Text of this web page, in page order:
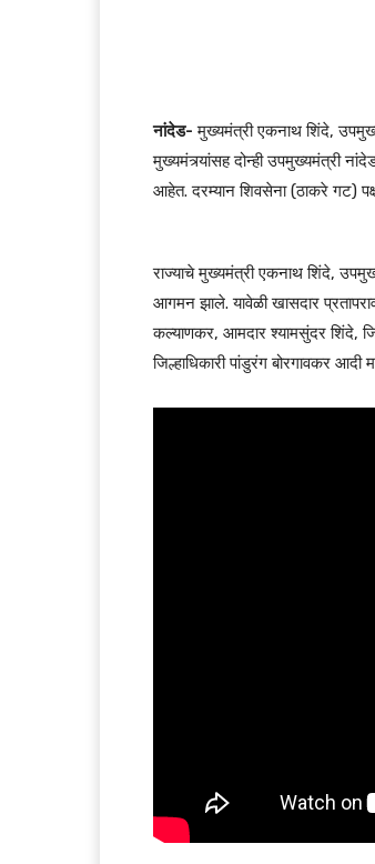
नांदेड- मुख्यमंत्री एकनाथ शिंदे,
मुख्यमंत्र्यांसह दोन्ही उपमुख्यमंत्री
आहेत. दरम्यान शिवसेना (ठाकरे गट)
राज्याचे मुख्यमंत्री एकनाथ शिंदे,
आगमन झाले. यावेळी खासदार
कल्याणकर, आमदार श्यामसुंदर शिंदे,
जिल्हाधिकारी पांडुरंग बोरगावकर आदी